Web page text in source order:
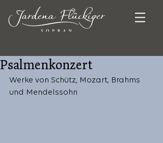
Psalmenkonzert
Werke von Schütz, Mozart, Brahms
und Mendelssohn